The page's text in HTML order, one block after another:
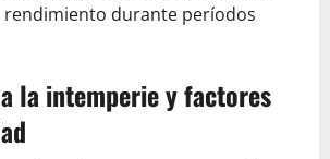
rendimiento durante períodos
la intemperie y factores